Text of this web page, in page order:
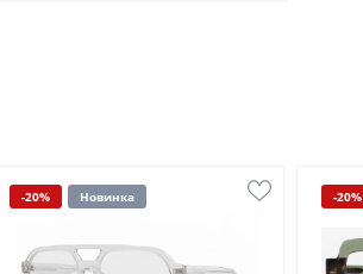
-20% Новинка -20%